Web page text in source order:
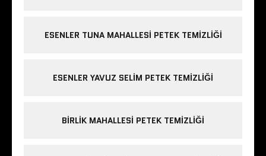
ESENLER TUNA MAHALLESI PETEK TEMIZLIĞI
ESENLER YAVUZ SELIM PETEK TEMIZLIĞI
BIRLIK MAHALLESI PETEK TEMIZLIĞI